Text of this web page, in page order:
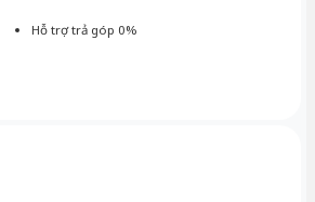
Hỗ trợ trả góp 0%